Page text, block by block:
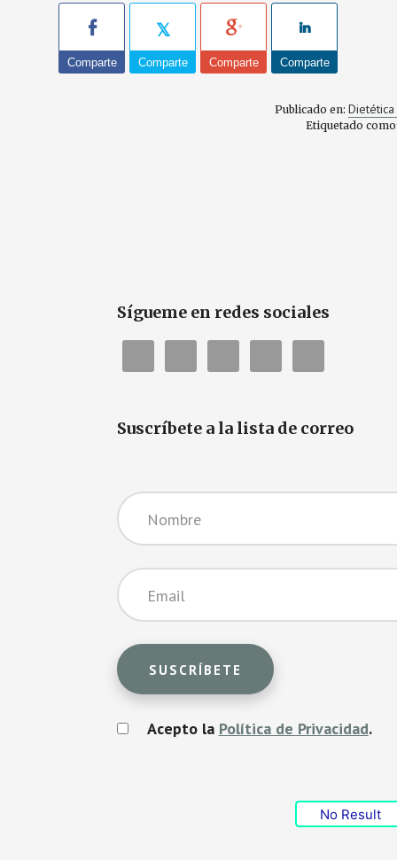
Comparte Comparte Comparte Comparte
Publicado en:
Etiquetado
Sígueme en redes sociales
Suscríbete a la lista de correo
Acepto la Política de Privacidad.
No Result